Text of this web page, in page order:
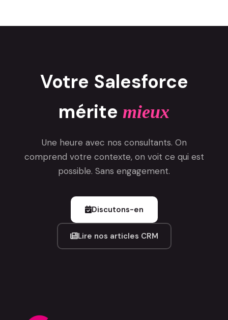
Votre Salesforce
mérite mieux
Une heure avec nos consultants. On
comprend votre contexte, on voit ce qui est
possible. Sans engagement.
Discutons-en
Lire nos articles CRM